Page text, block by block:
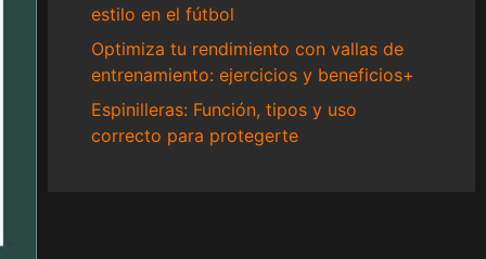
estilo en el fútbol
Optimiza tu rendimiento con vallas de
entrenamiento: ejercicios y beneficios+
Espinilleras: Función, tipos y uso
correcto para protegerte